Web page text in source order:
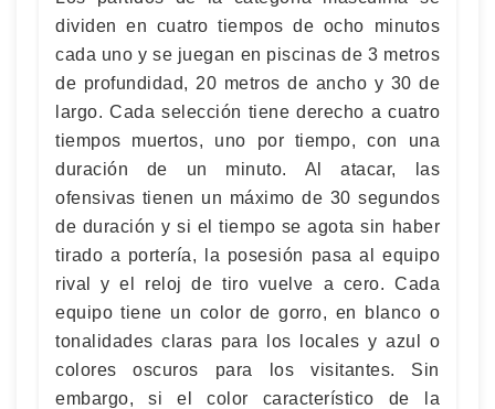
dividen en cuatro tiempos de ocho minutos
cada uno y se juegan en piscinas de 3 metros
de profundidad, 20 metros de ancho y 30 de
largo. Cada selección tiene derecho a cuatro
tiempos muertos, uno por tiempo, con una
duración de un minuto. Al atacar, las
ofensivas tienen un máximo de 30 segundos
de duración y si el tiempo se agota sin haber
tirado a portería, la posesión pasa al equipo
rival y el reloj de tiro vuelve a cero. Cada
equipo tiene un color de gorro, en blanco o
tonalidades claras para los locales y azul o
colores oscuros para los visitantes. Sin
embargo, si el color característico de la